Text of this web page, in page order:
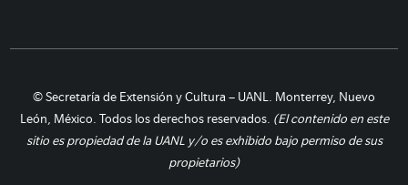
© Secretaría de Extensión y Cultura – UANL. Monterrey, Nuevo
León, México. Todos los derechos reservados. (El contenido en este
sitio es propiedad de la UANL y/o es exhibido bajo permiso de sus
propietarios)